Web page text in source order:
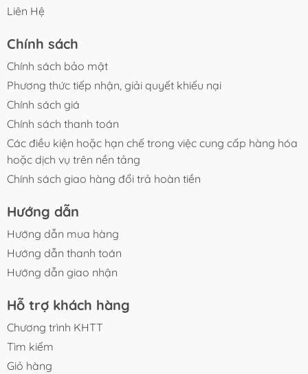
Liên Hệ
Chính sách
Chính sách bảo mật
Phương thức tiếp nhận, giải quyết khiếu nại
Chính sách giá
Chính sách thanh toán
Các điều kiện hoặc hạn chế trong việc cung cấp hàng hóa
hoặc dịch vụ trên nền tảng
Chính sách giao hàng đổi trả hoàn tiền
Hướng dẫn
Hướng dẫn mua hàng
Hướng dẫn thanh toán
Hướng dẫn giao nhận
Hỗ trợ khách hàng
Chương trình KHTT
Tìm kiếm
Giỏ hàng